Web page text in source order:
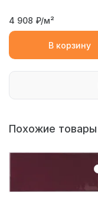
4 908 ₽/м²
В корзину
Похожие товары